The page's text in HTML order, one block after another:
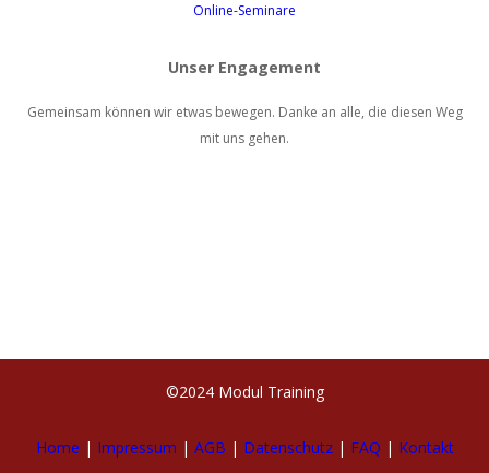
Online-Seminare
Unser Engagement
Gemeinsam können wir etwas bewegen. Danke an alle, die diesen Weg
mit uns gehen.
©2024 Modul Training
Home | Impressum | AGB | Datenschutz| FAQ | Kontakt
Weiterbildung. Austausch. Auszeit.